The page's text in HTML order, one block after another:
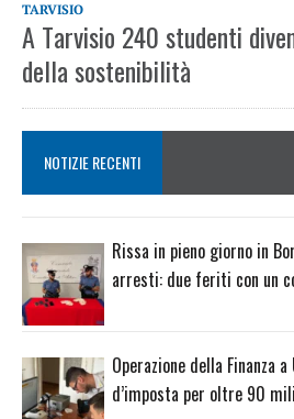
TARVISIO
A Tarvisio 240 studenti
della sostenibilità
NOTIZIE RECENTI
Rissa in pieno giorno in
arresti: due feriti con un
Operazione della Finanza
d’imposta per oltre 90